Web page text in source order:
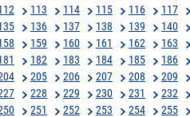
113 114 115 116 117
136 137 138 139 140
159 160 161 162 163
182 183 184 185 186
205 206 207 208 209
228 229 230 231 232
251 252 253 254 255